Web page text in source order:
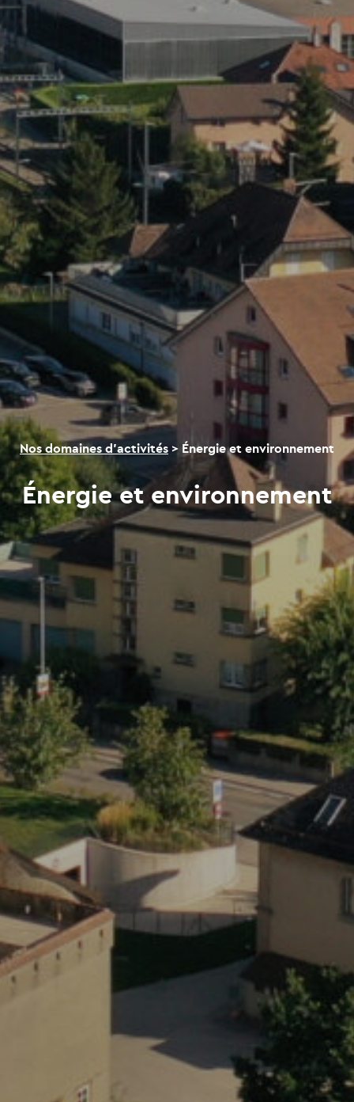
Nos domaines d’activités > Énergie et environnement
Énergie et environnement